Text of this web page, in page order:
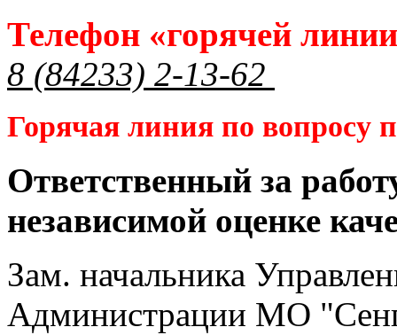
Телефон «горячей
8 (84233) 2-13-62
Горячая линия по вопросу
Ответственный за
независимой оценке
Зам. начальника
Администрации МО